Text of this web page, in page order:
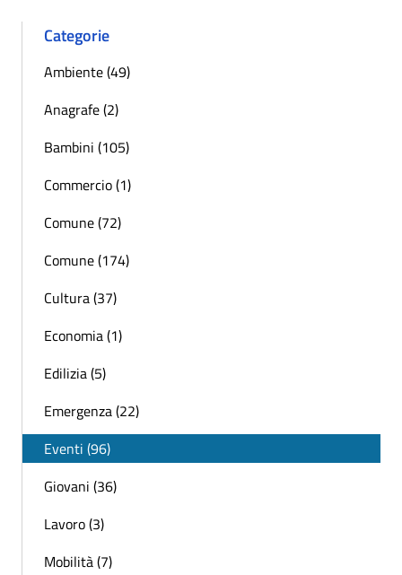
Categorie
Ambiente (49)
Anagrafe (2)
Bambini (105)
Commercio (1)
Comune (72)
Comune (174)
Cultura (37)
Economia (1)
Edilizia (5)
Emergenza (22)
Eventi (96)
Giovani (36)
Lavoro (3)
Mobilità (7)